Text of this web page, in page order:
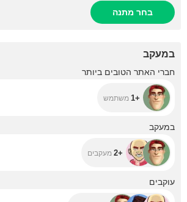
בחר מתנה
במעקב
חברי האתר הטובים ביותר
+1
+1 משתמש
במעקב
+2 מעקבים
עוקבים